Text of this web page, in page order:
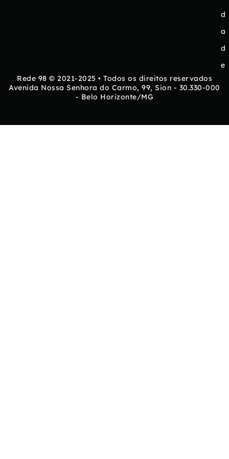
d
a
d
e
Rede 98 © 2021-2025 • Todos os direitos reservados
Avenida Nossa Senhora do Carmo, 99, Sion - 30.330-000
- Belo Horizonte/MG